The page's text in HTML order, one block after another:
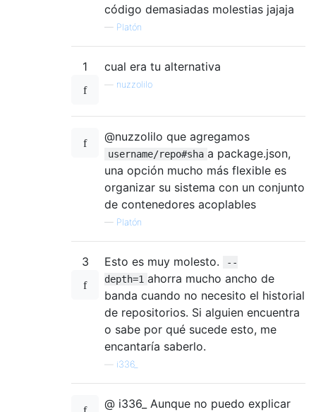
código demasiadas molestias jajaja
— Platón
1 cual era tu alternativa
nuzzolilo
@nuzzolilo que agregamos
username/repo#sha a package.json,
una opción mucho más flexible es
organizar su sistema con un conjunto
de contenedores acoplables
— Platón
3 Esto es muy molesto.
--
depth=1 ahorra mucho ancho de
banda cuando no necesito el historial
de repositorios. Si alguien encuentra
o sabe por qué sucede esto, me
encantaría saberlo.
i336_
@ i336_ Aunque no puedo explicar